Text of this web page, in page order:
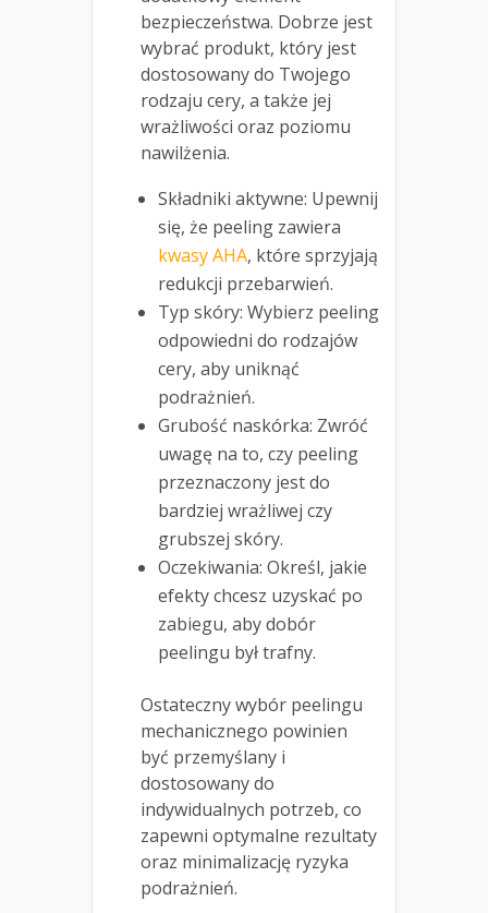
bezpieczeństwa. Dobrze jest
wybrać produkt, który jest
dostosowany do Twojego
rodzaju cery, a także jej
wrażliwości oraz poziomu
nawilżenia.
Składniki aktywne: Upewnij
się, że peeling zawiera
kwasy AHA, które sprzyjają
redukcji przebarwień.
Typ skóry: Wybierz peeling
odpowiedni do rodzajów
cery, aby uniknąć
podrażnień.
Grubość naskórka: Zwróć
uwagę na to, czy peeling
przeznaczony jest do
bardziej wrażliwej czy
grubszej skóry.
Oczekiwania: Określ, jakie
efekty chcesz uzyskać po
zabiegu, aby dobór
peelingu był trafny.
Ostateczny wybór peelingu
mechanicznego powinien
być przemyślany i
dostosowany do
indywidualnych potrzeb, co
zapewni optymalne rezultaty
oraz minimalizację ryzyka
podrażnień.